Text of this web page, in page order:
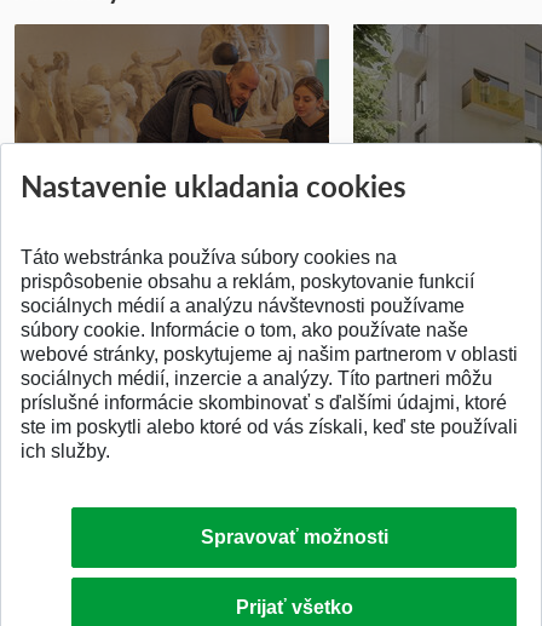
Pridané 14.07.2026 Pridané 03.07.2026
SPÄŤ NA VRCH
Nastavenie ukladania cookies
Táto webstránka používa súbory cookies na
prispôsobenie obsahu a reklám, poskytovanie funkcií
sociálnych médií a analýzu návštevnosti používame
súbory cookie. Informácie o tom, ako používate naše
webové stránky, poskytujeme aj našim partnerom v oblasti
sociálnych médií, inzercie a analýzy. Títo partneri môžu
príslušné informácie skombinovať s ďalšími údajmi, ktoré
ste im poskytli alebo ktoré od vás získali, keď ste používali
ich služby.
Spravovať možnosti
Prijať všetko